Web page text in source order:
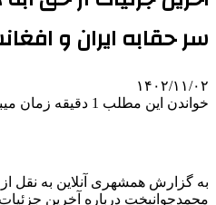
سر حقابه ایران و
۱۴۰۲/۱۱/۰۲
خواندن این مطلب 1 دقیقه زمان میبرد
به گزارش همشهری آنلاین به نقل
محمدجوانبخت درباره آخرین